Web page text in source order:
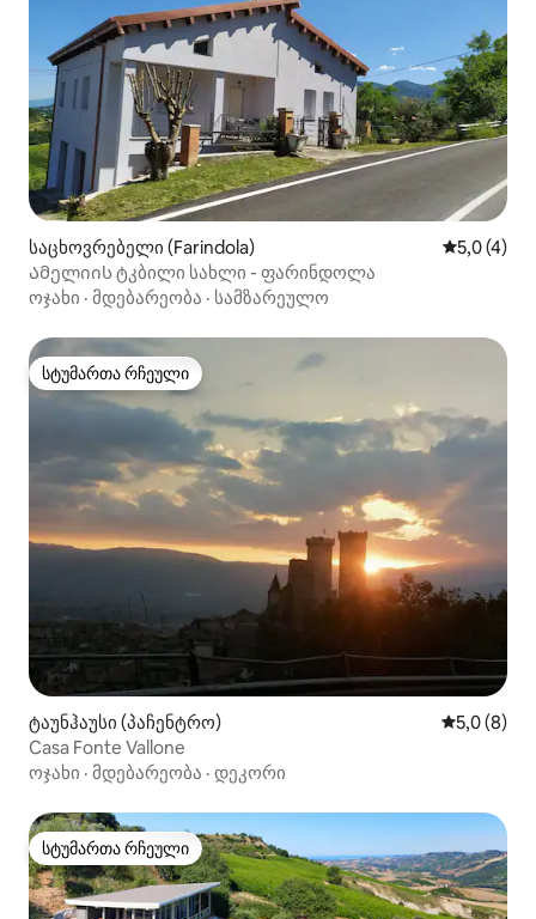
საცხოვრებელი (Farindola) საშუალო
5,0 (4)
Ამელიის ტკბილი სახლი - ფარინდოლა
ოჯახი · მდებარეობა · სამზარეულო
სტუმართა რჩეული
სტუმართა რჩეული
ტაუნჰაუსი (პაჩენტრო) საშუალო
5,0 (8)
Casa Fonte Vallone
ოჯახი · მდებარეობა · დეკორი
სტუმართა რჩეული
სტუმართა რჩეული